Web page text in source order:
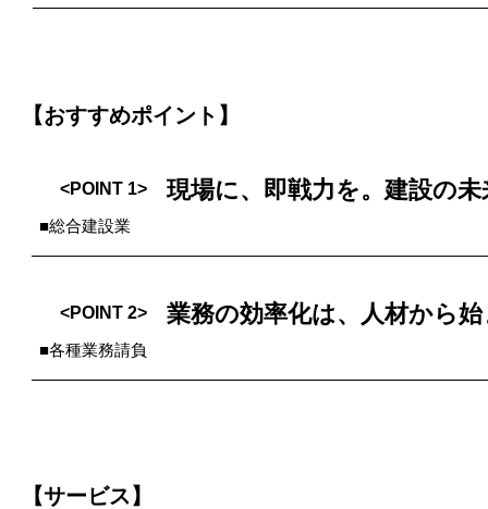
【おすすめポイント】
<POINT 1> 現場に、即戦力を。建設の
■総合建設業
<POINT 2> 業務の効率化は、人材から
■各種業務請負
【サービス】